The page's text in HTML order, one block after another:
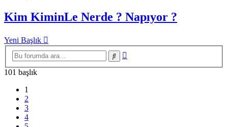
Kim KiminLe Nerde ? Napıyor ?
Yeni Başlık
Ara
101 başlık
1
2
3
4